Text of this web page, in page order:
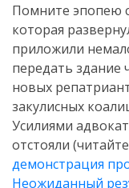
Помните эпопею
которая
приложили
передать здание
новых
закулисных
Усилиями
отстояли
демонстрация
Неожиданный